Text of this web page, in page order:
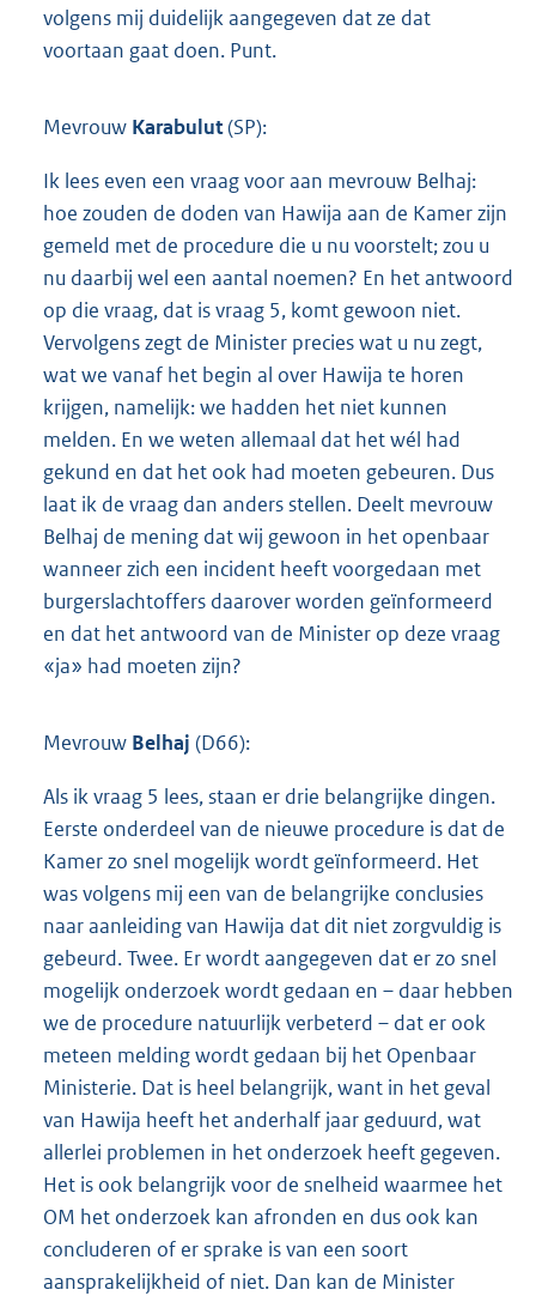
volgens mij duidelijk aangegeven dat ze dat
voortaan gaat doen. Punt.
Mevrouw Karabulut(SP):
Ik lees even een vraag voor aan mevrouw Belhaj:
hoe zouden de doden van Hawija aan de Kamer zijn
gemeld met de procedure die u nu voorstelt; zou u
nu daarbij wel een aantal noemen? En het antwoord
op die vraag, dat is vraag 5, komt gewoon niet.
Vervolgens zegt de Minister precies wat u nu zegt,
wat we vanaf het begin al over Hawija te horen
krijgen, namelijk: we hadden het niet kunnen
melden. En we weten allemaal dat het wél had
gekund en dat het ook had moeten gebeuren. Dus
laat ik de vraag dan anders stellen. Deelt mevrouw
Belhaj de mening dat wij gewoon in het openbaar
wanneer zich een incident heeft voorgedaan met
burgerslachtoffers daarover worden geïnformeerd
en dat het antwoord van de Minister op deze vraag
«ja» had moeten zijn?
Mevrouw Belhaj (D66):
Als ik vraag 5 lees, staan er drie belangrijke dingen.
Eerste onderdeel van de nieuwe procedure is dat de
Kamer zo snel mogelijk wordt geïnformeerd. Het
was volgens mij een van de belangrijke conclusies
naar aanleiding van Hawija dat dit niet zorgvuldig is
gebeurd. Twee. Er wordt aangegeven dat er zo snel
mogelijk onderzoek wordt gedaan en – daar hebben
we de procedure natuurlijk verbeterd – dat er ook
meteen melding wordt gedaan bij het Openbaar
Ministerie. Dat is heel belangrijk, want in het geval
van Hawija heeft het anderhalf jaar geduurd, wat
allerlei problemen in het onderzoek heeft gegeven.
Het is ook belangrijk voor de snelheid waarmee het
OM het onderzoek kan afronden en dus ook kan
concluderen of er sprake is van een soort
aansprakelijkheid of niet. Dan kan de Minister